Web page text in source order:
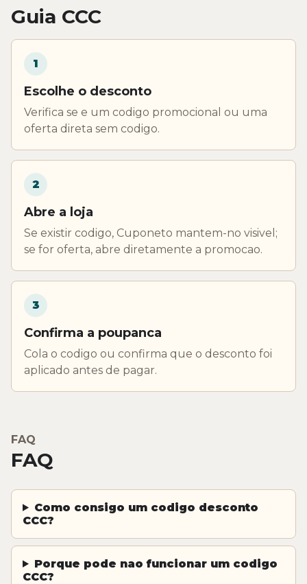
Guia CCC
1
Escolhe o desconto
Verifica se e um codigo promocional ou uma
oferta direta sem codigo.
2
Abre a loja
Se existir codigo, Cuponeto mantem-no visivel;
se for oferta, abre diretamente a promocao.
3
Confirma a poupanca
Cola o codigo ou confirma que o desconto foi
aplicado antes de pagar.
FAQ
FAQ
Como consigo um codigo desconto
CCC?
Porque pode nao funcionar um codigo
CCC?